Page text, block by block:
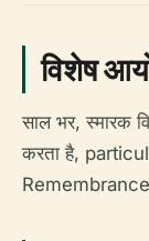
विशेष
साल भर, स्मारक
करता है,